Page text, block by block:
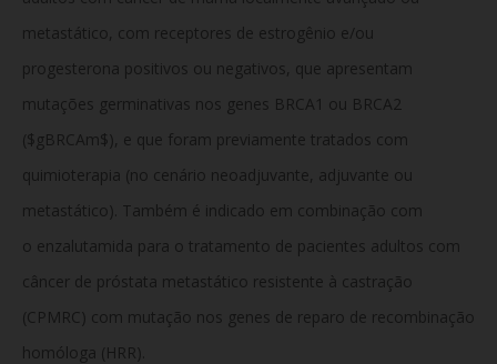
metastático, com receptores de estrogênio e/ou
progesterona positivos ou negativos, que apresentam
mutações germinativas nos genes BRCA1 ou BRCA2
($gBRCAm$), e que foram previamente tratados com
quimioterapia (no cenário neoadjuvante, adjuvante ou
metastático). Também é indicado em combinação com
o enzalutamida para o tratamento de pacientes adultos com
câncer de próstata metastático resistente à castração
(CPMRC) com mutação nos genes de reparo de recombinação
homóloga (HRR).